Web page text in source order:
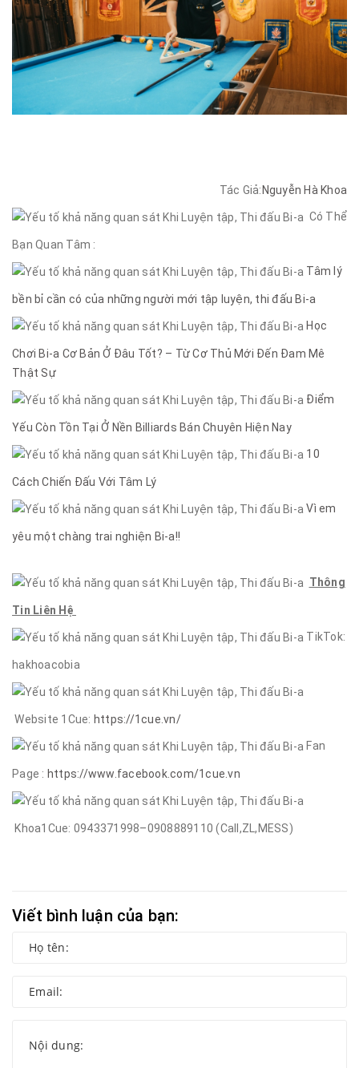
Tác Giả:Nguyễn Hà Khoa
Có Thể
Bạn Quan Tâm :
Tâm lý
bền bỉ cần có của những người mới tập luyện, thi đấu Bi-a
Học
Chơi Bi-a Cơ Bản Ở Đâu Tốt? – Từ Cơ Thủ Mới Đến Đam Mê
Thật Sự
Điểm
Yếu Còn Tồn Tại Ở Nền Billiards Bán Chuyên Hiện Nay
10
Cách Chiến Đấu Với Tâm Lý
Vì em
yêu một chàng trai nghiện Bi-a!!
Thông
Tin Liên Hệ
TikTok:
hakhoacobia
Website 1Cue: https://1cue.vn/
Fan
Page : https://www.facebook.com/1cue.vn
Khoa1Cue: 0943371998–0908889110 (Call,ZL,MESS)
Viết bình luận của bạn: